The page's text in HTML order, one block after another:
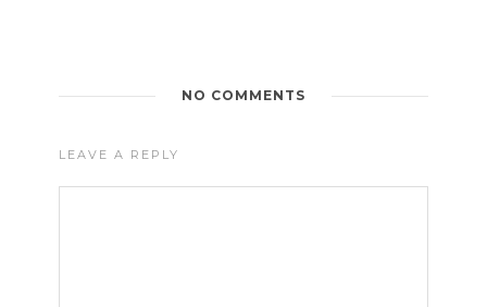
NO COMMENTS
LEAVE A REPLY